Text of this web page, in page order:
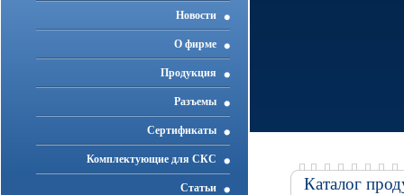
Новости
О фирме
Продукция
Разъемы
Cертификаты
Комплектующие для СКС
Статьи Каталог